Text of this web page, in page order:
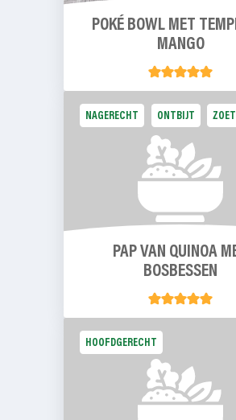
POKÉ BOWL MET
MANGO
NAGERECHT ONTBIJT ZOET
PAP VAN QUINOA
BOSBESSEN
HOOFDGERECHT